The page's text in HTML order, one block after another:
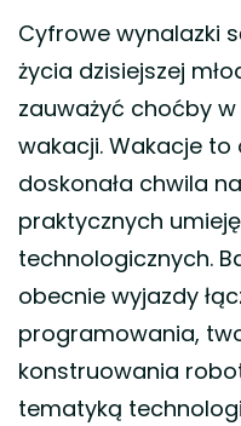
Cyfrowe wynalazki
życia dzisiejszej
zauważyć choćby
wakacji. Wakacje to
doskonała chwila
praktycznych
technologicznych.
obecnie wyjazdy
programowania,
konstruowania
tematyką